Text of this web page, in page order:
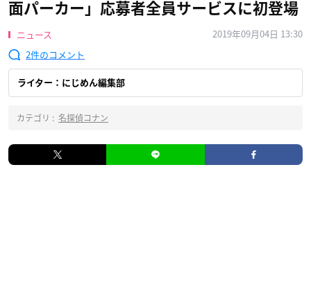
面パーカー」応募者全員サービスに初登場
ニュース
2019年09月04日 13:30
2
ライター：にじめん編集部
カテゴリ : 名探偵コナン